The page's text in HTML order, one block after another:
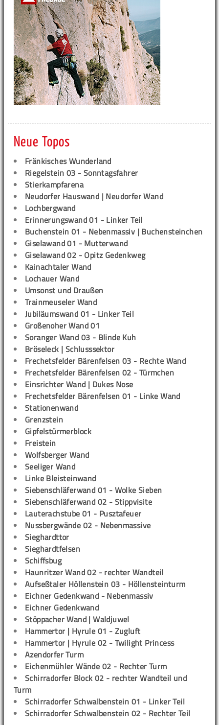
Neue Topos
Fränkisches Wunderland
Riegelstein 03 - Sonntagsfahrer
Stierkampfarena
Neudorfer Hauswand | Neudorfer Wand
Lochbergwand
Erinnerungswand 01 - Linker Teil
Buchenstein 01 - Nebenmassiv | Buchensteinchen
Giselawand 01 - Mutterwand
Giselawand 02 - Opitz Gedenkweg
Kainachtaler Wand
Lochauer Wand
Umsonst und Draußen
Trainmeuseler Wand
Jubiläumswand 01 - Linker Teil
Großenoher Wand 01
Soranger Wand 03 - Blinde Kuh
Bröseleck | Schlusssektor
Frechetsfelder Bärenfelsen 03 - Rechte Wand
Frechetsfelder Bärenfelsen 02 - Türmchen
Einsrichter Wand | Dukes Nose
Frechetsfelder Bärenfelsen 01 - Linke Wand
Stationenwand
Grenzstein
Gipfelstürmerblock
Freistein
Wolfsberger Wand
Seeliger Wand
Linke Bleisteinwand
Siebenschläferwand 01 - Wolke Sieben
Siebenschläferwand 02 - Stippvisite
Lauterachstube 01 - Pusztafeuer
Nussbergwände 02 - Nebenmassive
Sieghardttor
Sieghardtfelsen
Schiffsbug
Haunritzer Wand 02 - rechter Wandteil
Aufseßtaler Höllenstein 03 - Höllensteinturm
Eichner Gedenkwand - Nebenmassiv
Eichner Gedenkwand
Stöppacher Wand | Waldjuwel
Hammertor | Hyrule 01 - Zugluft
Hammertor | Hyrule 02 - Twilight Princess
Azendorfer Turm
Eichenmühler Wände 02 - Rechter Turm
Schirradorfer Block 02 - rechter Wandteil und
Turm
Schirradorfer Schwalbenstein 01 - Linker Teil
Schirradorfer Schwalbenstein 02 - Rechter Teil